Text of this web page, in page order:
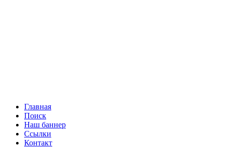
Главная
Поиск
Наш баннер
Ссылки
Контакт